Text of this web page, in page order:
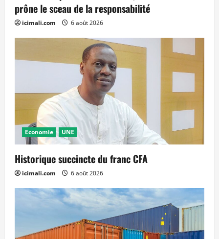
prône le sceau de la responsabilité
icimali.com 6 août 2026
Economie UNE
Historique succincte du franc CFA
icimali.com 6 août 2026